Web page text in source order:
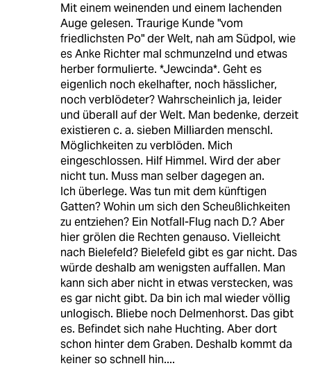
Mit einem weinenden und einem lachenden
Auge gelesen. Traurige Kunde "vom
friedlichsten Po" der Welt, nah am Südpol, wie
es Anke Richter mal schmunzelnd und etwas
herber formulierte. *Jewcinda*. Geht es
eigenlich noch ekelhafter, noch hässlicher,
noch verblödeter? Wahrscheinlich ja, leider
und überall auf der Welt. Man bedenke, derzeit
existieren c. a. sieben Milliarden menschl.
Möglichkeiten zu verblöden. Mich
eingeschlossen. Hilf Himmel. Wird der aber
nicht tun. Muss man selber dagegen an.
Ich überlege. Was tun mit dem künftigen
Gatten? Wohin um sich den Scheußlichkeiten
zu entziehen? Ein Notfall-Flug nach D.? Aber
hier grölen die Rechten genauso. Vielleicht
nach Bielefeld? Bielefeld gibt es gar nicht. Das
würde deshalb am wenigsten auffallen. Man
kann sich aber nicht in etwas verstecken, was
es gar nicht gibt. Da bin ich mal wieder völlig
unlogisch. Bliebe noch Delmenhorst. Das gibt
es. Befindet sich nahe Huchting. Aber dort
schon hinter dem Graben. Deshalb kommt da
keiner so schnell hin....